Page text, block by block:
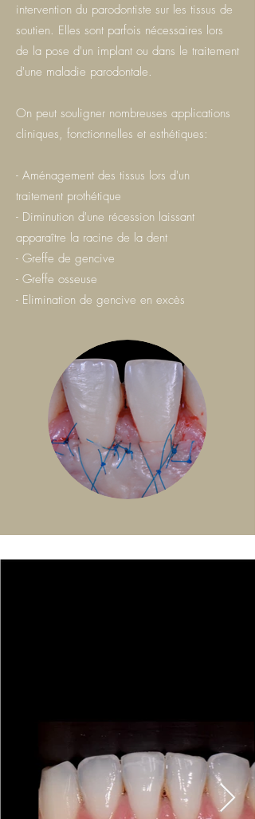
intervention du parodontiste sur les tissus de
soutien. Elles sont parfois nécessaires lors
de la pose d'un implant ou dans le traitement
d'une maladie parodontale.
On peut souligner nombreuses applications
cliniques, fonctionnelles et esthétiques:
- Aménagement des tissus lors d'un
traitement prothétique
- Diminution d'une récession laissant
apparaître la racine de la dent
- Greffe de gencive
- Greffe osseuse
- Elimination de gencive en excès